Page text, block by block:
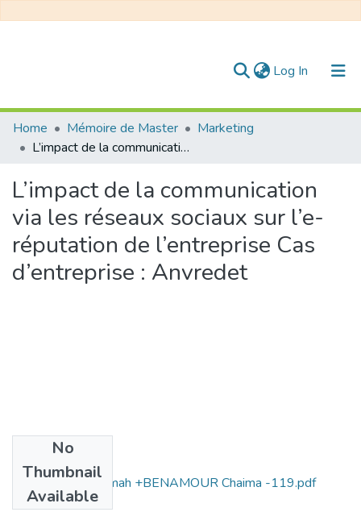
Log In (current)
Communities & Collections
All of DSpace
Statistics
Home Mémoire de Master
Marketing
L’impact de la communication via les réseaux sociaux sur l’e-réputation de l’entreprise Cas d’entreprise : Anvredet
L’impact de la communication
via les réseaux sociaux sur l’e-
réputation de l’entreprise Cas
d’entreprise : Anvredet
No
Thumbnail
Available
BELAGROUZ Samah +BENAMOUR Chaima -119.pdf
(4.33 MB)